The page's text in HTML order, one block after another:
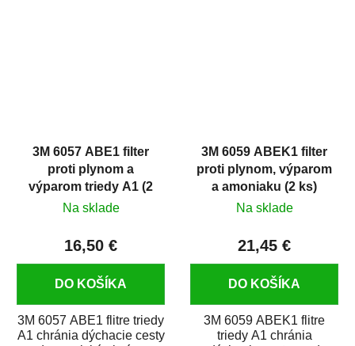
3M 6057 ABE1 filter
proti plynom a
výparom triedy A1 (2
ks)
Na sklade
16,50 €
DO KOŠÍKA
3M 6057 ABE1 flitre triedy
A1 chránia dýchacie cesty
3M 6059 ABEK1 filter
proti plynom, výparom
a amoniaku (2 ks)
Na sklade
21,45 €
DO KOŠÍKA
3M 6059 ABEK1 flitre
triedy A1 chránia